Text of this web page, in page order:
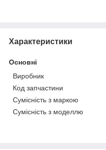
Характеристики
Основні
Виробник
Код запчастини
Сумісність з маркою
Сумісність з моделлю